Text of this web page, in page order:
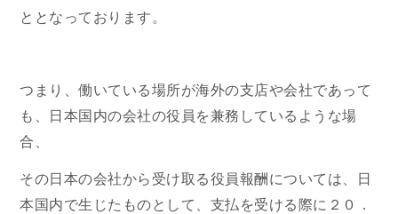
ととなっております。
つまり、働いている場所が海外の支店や会社であって
も、日本国内の会社の役員を兼務しているような場
合、
その日本の会社から受け取る役員報酬については、日
本国内で生じたものとして、支払を受ける際に２０．